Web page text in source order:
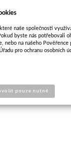
naše společnosti
byste nás potřebovali
nebo na našeho
pro ochranu osobních
pouze nutné